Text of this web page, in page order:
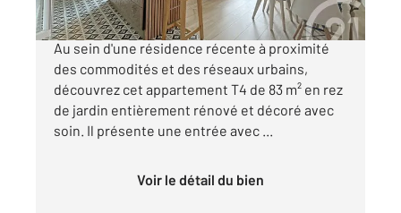
TOULOUSE (31400) - MONTAUDRAN LESPINET
Au sein d'une résidence récente à proximité
des commodités et des réseaux urbains,
découvrez cet appartement T4 de 83 m² en rez
de jardin entièrement rénové et décoré avec
soin. Il présente une entrée avec ...
Voir le détail du bien